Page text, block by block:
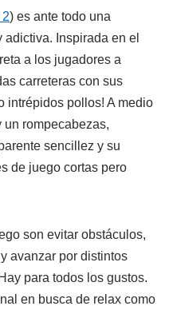
) es ante todo una
Inspirada en el
a los jugadores a
carreteras con sus
intrépidos pollos! A medio
rompecabezas,
sencillez y su
de juego cortas pero
son evitar obstáculos,
avanzar por distintos
para todos los gustos.
en busca de relax como